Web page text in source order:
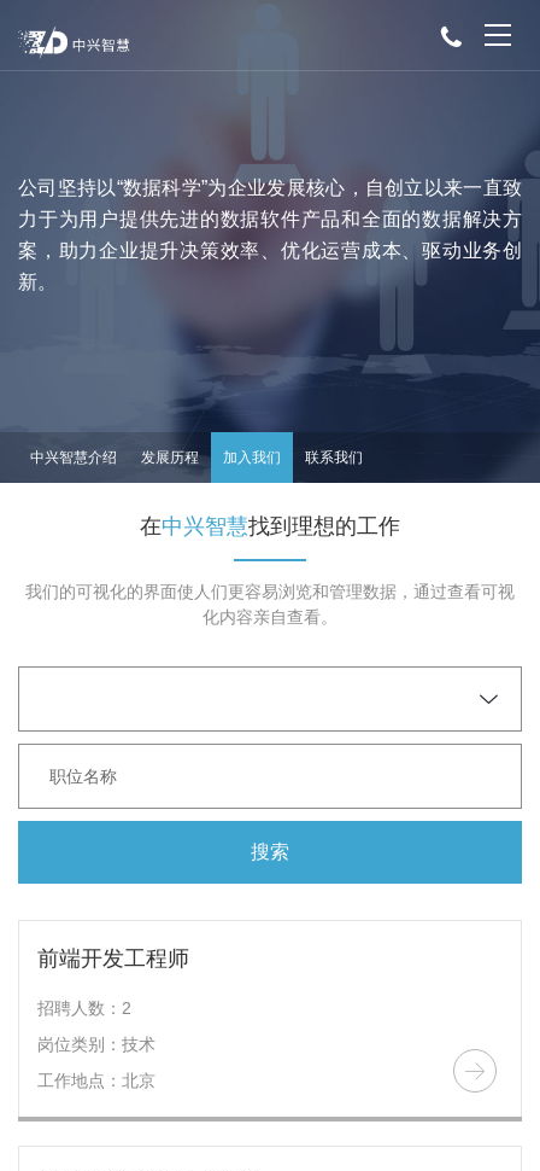
公司坚持以“数据科学”为企业发展核心，自创立以来一直致
力于为用户提供先进的数据软件产品和全面的数据解决方
案，助力企业提升决策效率、优化运营成本、驱动业务创
新。
中兴智慧介绍 发展历程 加入我们 联系我们
在中兴智慧找到理想的工作
我们的可视化的界面使人们更容易浏览和管理数据，通过查看可视
化内容亲自查看。
搜索
前端开发工程师
招聘人数：2
岗位类别：技术
工作地点：北京